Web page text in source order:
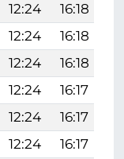
12:24 16:18
12:24 16:18
12:24 16:18
12:24 16:17
12:24 16:17
12:24 16:17